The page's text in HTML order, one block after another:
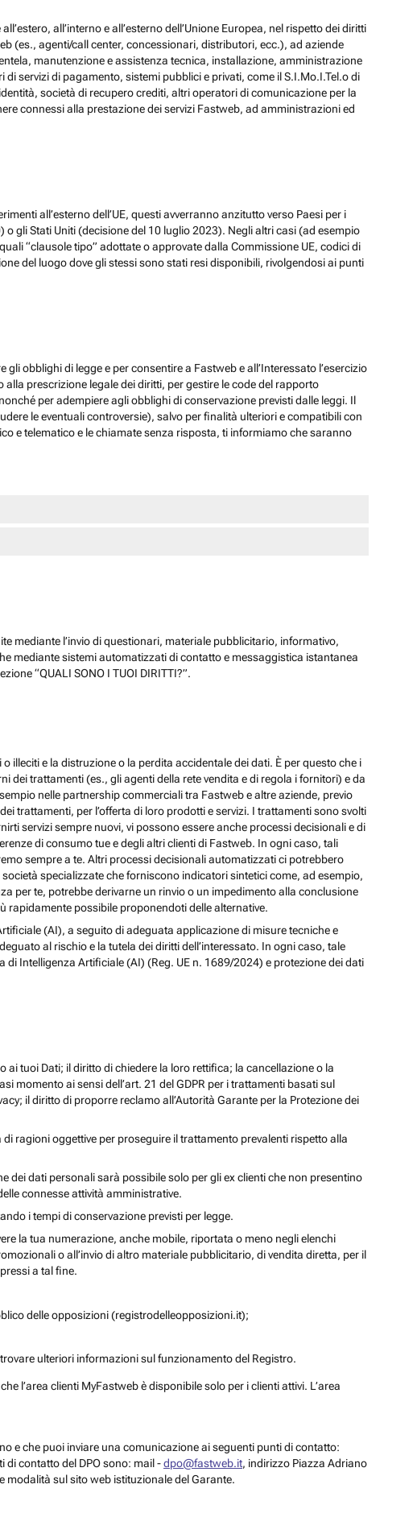
all’interno e all’esterno dell’Unione Europea, nel rispetto dei diritti
(es., agenti/call center, concessionari, distributori, ecc.), ad aziende
manutenzione e assistenza tecnica, installazione, amministrazione
servizi di pagamento, sistemi pubblici e privati, come il S.I.Mo.I.Tel.o di
società di recupero crediti, altri operatori di comunicazione per la
connessi alla prestazione dei servizi Fastweb, ad amministrazioni ed
all’esterno dell’UE, questi avverranno anzitutto verso Paesi per i
gli Stati Uniti (decisione del 10 luglio 2023). Negli altri casi (ad esempio
“clausole tipo” adottate o approvate dalla Commissione UE, codici di
del luogo dove gli stessi sono stati resi disponibili, rivolgendosi ai punti
obblighi di legge e per consentire a Fastweb e all’Interessato l’esercizio
prescrizione legale dei diritti, per gestire le code del rapporto
per adempiere agli obblighi di conservazione previsti dalle leggi. Il
le eventuali controversie), salvo per finalità ulteriori e compatibili con
e telematico e le chiamate senza risposta, ti informiamo che saranno
mediante l’invio di questionari, materiale pubblicitario, informativo,
mediante sistemi automatizzati di contatto e messaggistica istantanea
“QUALI SONO I TUOI DIRITTI?”.
e la distruzione o la perdita accidentale dei dati. È per questo che i
trattamenti (es., gli agenti della rete vendita e di regola i fornitori) e da
nelle partnership commerciali tra Fastweb e altre aziende, previo
trattamenti, per l’offerta di loro prodotti e servizi. I trattamenti sono svolti
servizi sempre nuovi, vi possono essere anche processi decisionali e di
di consumo tue e degli altri clienti di Fastweb. In ogni caso, tali
sempre a te. Altri processi decisionali automatizzati ci potrebbero
specializzate che forniscono indicatori sintetici come, ad esempio,
per te, potrebbe derivarne un rinvio o un impedimento alla conclusione
rapidamente possibile proponendoti delle alternative.
(AI), a seguito di adeguata applicazione di misure tecniche e
al rischio e la tutela dei diritti dell’interessato. In ogni caso, tale
Intelligenza Artificiale (AI) (Reg. UE n. 1689/2024) e protezione dei dati
tuoi Dati; il diritto di chiedere la loro rettifica; la cancellazione o la
momento ai sensi dell’art. 21 del GDPR per i trattamenti basati sul
il diritto di proporre reclamo all’Autorità Garante per la Protezione dei
ragioni oggettive per proseguire il trattamento prevalenti rispetto alla
dei dati personali sarà possibile solo per gli ex clienti che non presentino
connesse attività amministrative.
i tempi di conservazione previsti per legge.
la tua numerazione, anche mobile, riportata o meno negli elenchi
o all’invio di altro materiale pubblicitario, di vendita diretta, per il
a tal fine.
delle opposizioni (registrodelleopposizioni.it);
ulteriori informazioni sul funzionamento del Registro.
l’area clienti MyFastweb è disponibile solo per i clienti attivi. L’area
e che puoi inviare una comunicazione ai seguenti punti di contatto:
di contatto del DPO sono: mail -dpo@fastweb.it, indirizzo Piazza Adriano
modalità sul sito web istituzionale del Garante.